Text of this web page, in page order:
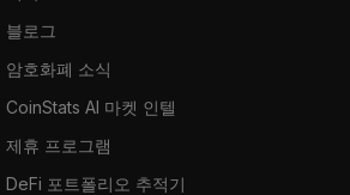
블로그
암호화폐 소식
CoinStats AI 마켓 인텔
제휴 프로그램
DeFi 포트폴리오 추적기